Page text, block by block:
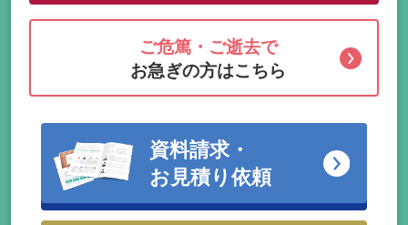
ご危篤・ご逝去で
お急ぎの方はこちら
資料請求・
お見積り依頼